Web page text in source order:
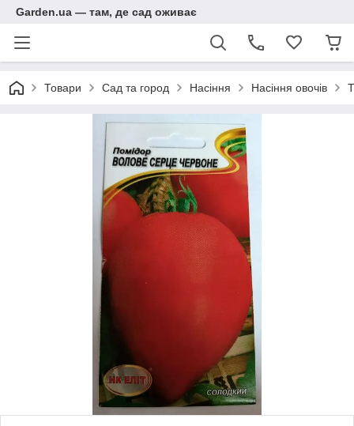
Garden.ua — там, де сад оживає
Товари Сад та город Насіння Насіння овочів